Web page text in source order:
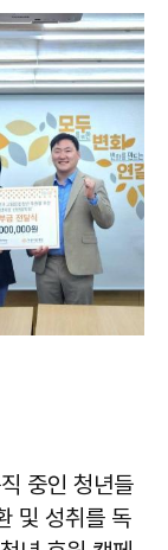
중인 청년들
및 성취를 독